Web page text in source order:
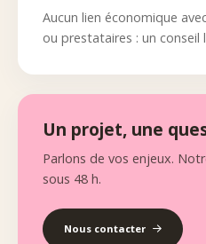
Aucun lien économique
ou prestataires : un conseil
Un projet, une
Parlons de vos enjeux.
sous 48 h.
Nous contacter